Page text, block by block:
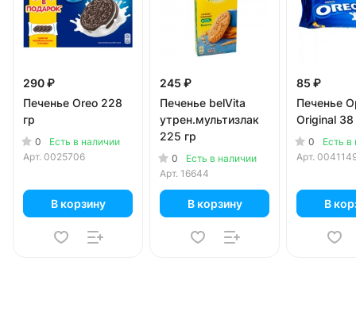
290 ₽
Печенье Oreo 228
гр
0
Есть в наличии
Арт. 0025706
В корзину
245 ₽
Печенье belVita
утрен.мультизлак
225 гр
0
Есть в наличии
Арт. 16644
В корзину
85 ₽
Печенье
Original 38
0
Есть в
Арт.
В